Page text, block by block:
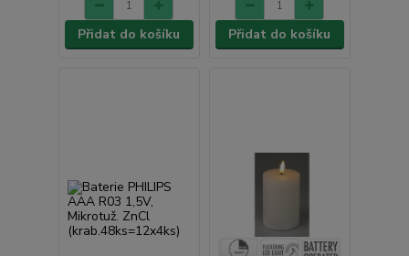
Přidat do košíku Přidat do košíku